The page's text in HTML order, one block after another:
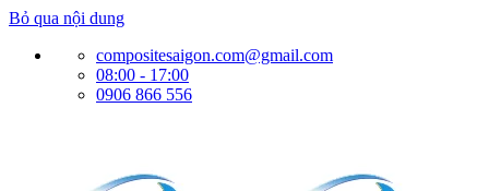
Bỏ qua nội dung
compositesaigon.com@gmail.com
08:00 - 17:00
0906 866 556